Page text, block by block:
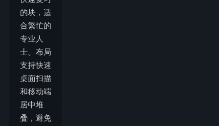
的块，适
合繁忙的
专业人
士。布局
支持快速
桌面扫描
和移动端
居中堆
叠，避免